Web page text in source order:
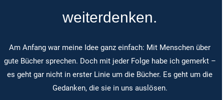
weiterdenken.
Am Anfang war meine Idee ganz einfach: Mit Menschen über
gute Bücher sprechen. Doch mit jeder Folge habe ich gemerkt –
es geht gar nicht in erster Linie um die Bücher. Es geht um die
Gedanken, die sie in uns auslösen.